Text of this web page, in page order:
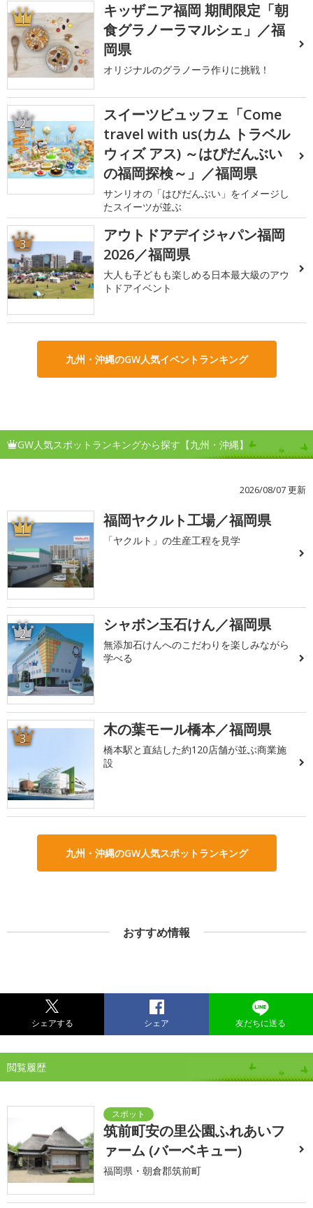
1
キッザニア福岡 期間限定「朝
食グラノーラマルシェ」／福
岡県
オリジナルのグラノーラ作りに挑戦！
2
スイーツビュッフェ「Come
travel with us(カム トラベル
ウィズ アス) ～はぴだんぶい
の福岡探検～」／福岡県
サンリオの「はぴだんぶい」をイメージし
たスイーツが並ぶ
3
アウトドアデイジャパン福岡
2026／福岡県
大人も子どもも楽しめる日本最大級のアウ
トドアイベント
九州・沖縄のGW人気イベントランキング
GW人気スポットランキングから探す【九州・沖縄】
2026/08/07 更新
1 福岡ヤクルト工場／福岡県
「ヤクルト」の生産工程を見学
2 シャボン玉石けん／福岡県
無添加石けんへのこだわりを楽しみながら
学べる
3 木の葉モール橋本／福岡県
橋本駅と直結した約120店舗が並ぶ商業施
設
九州・沖縄のGW人気スポットランキング
おすすめ情報
シェアする シェア 友だちに送る
閲覧履歴
筑前町安の里公園ふれあいフ
ァーム (バーベキュー)
福岡県・朝倉郡筑前町